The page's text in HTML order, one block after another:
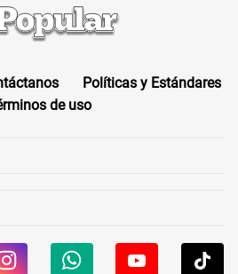
Políticas y Estándares
de uso